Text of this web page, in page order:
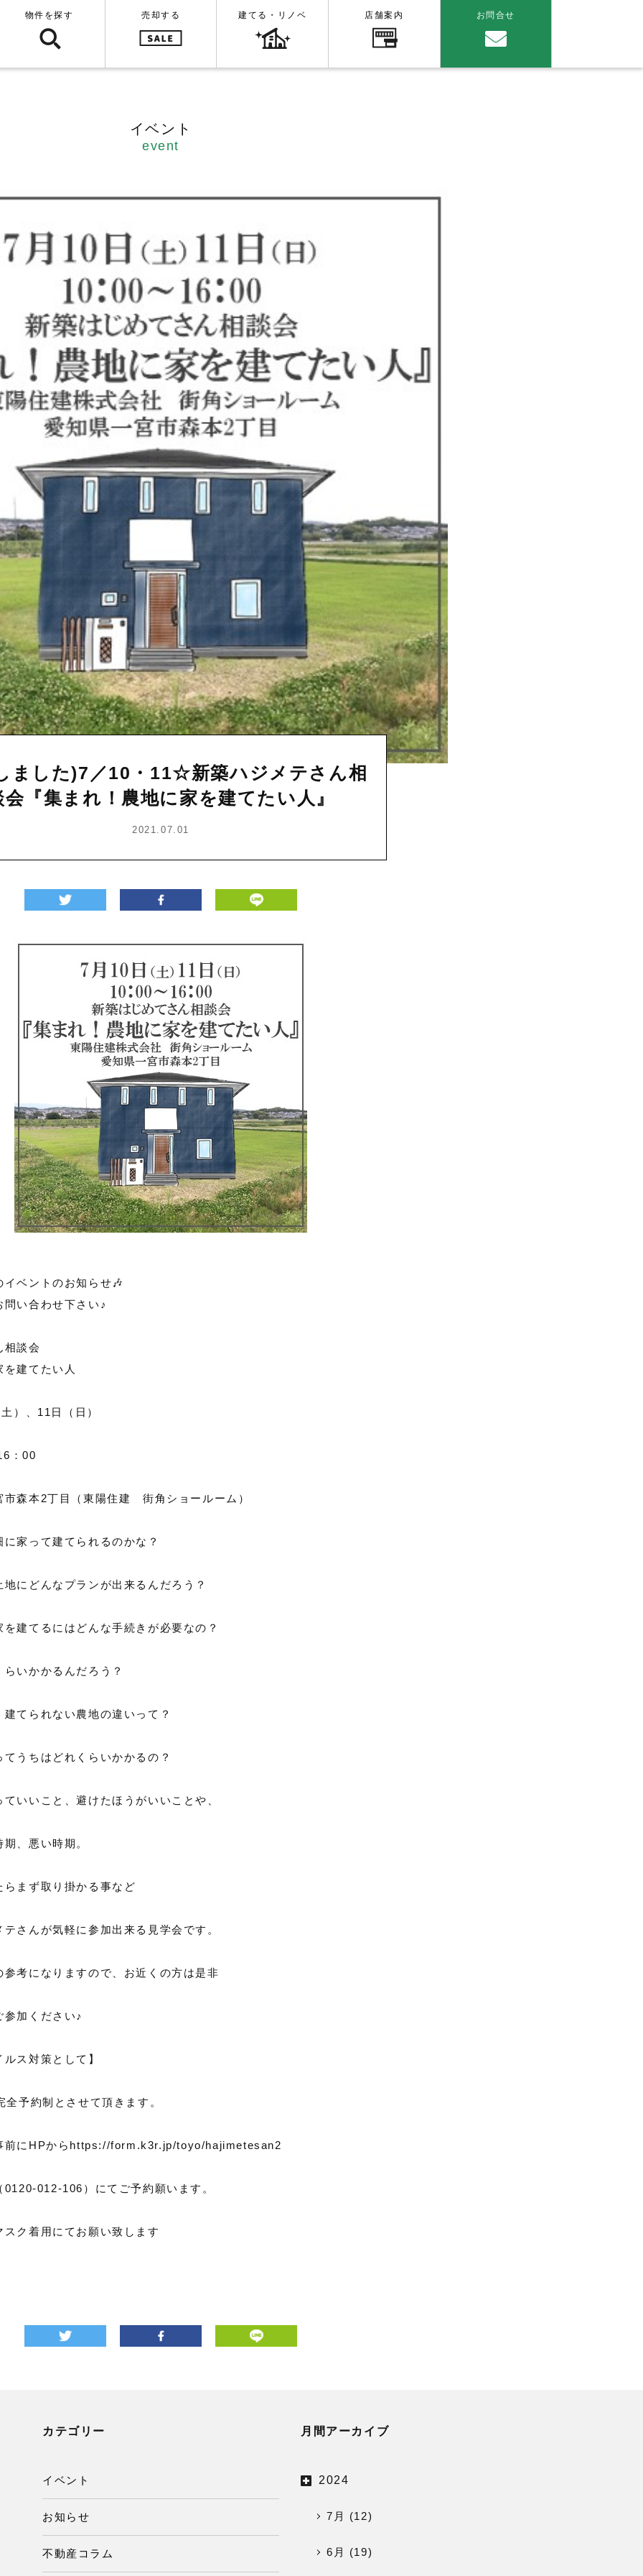
物件を探す 売却する 建てる・リノベ 店舗案内 お問合せ
イベント
event
ました)7／10・11☆新築ハジメテさん相
会『集まれ！農地に家を建てたい人』
2021.07.01
ベントのお知らせ🎶
い合わせ下さい♪
相談会
建てたい人
）、11日（日）
：00
市森本2丁目（東陽住建 街角ショールーム）
家って建てられるのかな？
にどんなプランが出来るんだろう？
建てるにはどんな手続きが必要なの？
いかかるんだろう？
てられない農地の違いって？
うちはどれくらいかかるの？
いいこと、避けたほうがいいことや、
、悪い時期。
らまず取り掛かる事など
さんが気軽に参加出来る見学会です。
参考になりますので、お近くの方は是非
加ください♪
ス対策として】
予約制とさせて頂きます。
前にHPからhttps://form.k3r.jp/toyo/hajimetesan2
0120-012-106）にてご予約願います。
スク着用にてお願い致します
カテゴリー
イベント
お知らせ
不動産コラム
月間アーカイブ
2024
7月 (12)
6月 (19)